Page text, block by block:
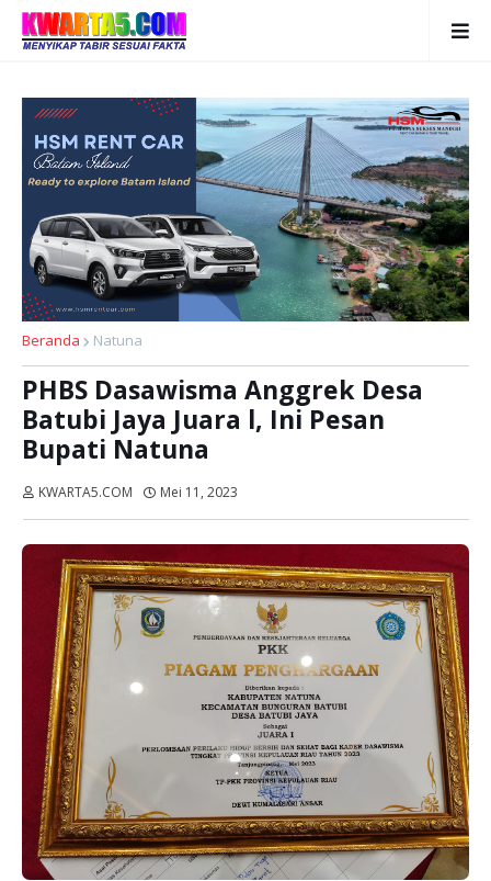
Beranda Natuna
PHBS Dasawisma Anggrek Desa
Batubi Jaya Juara l, Ini Pesan
Bupati Natuna
KWARTA5.COM Mei 11, 2023